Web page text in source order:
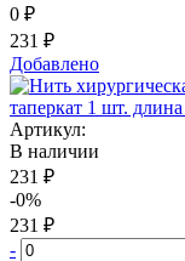
0 ₽
231 ₽
Добавлено
Артикул:
В наличии
231 ₽
-0%
231 ₽
-